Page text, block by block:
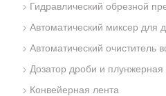
Гидравлический обрезной
Автоматический миксер для
Автоматический очиститель
Дозатор дроби и
Конвейерная лента